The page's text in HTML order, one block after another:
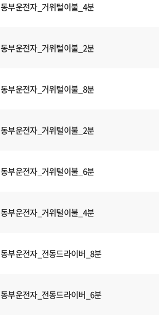
동부운전자_거위털이불_4분
동부운전자_거위털이불_2분
동부운전자_거위털이불_8분
동부운전자_거위털이불_2분
동부운전자_거위털이불_6분
동부운전자_거위털이불_4분
동부운전자_전동드라이버_8분
동부운전자_전동드라이버_6분